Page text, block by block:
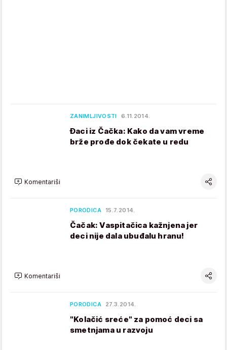
ZANIMLJIVOSTI 6.11.2014.
Đaci iz Čačka: Kako da vam vreme
brže prođe dok čekate u redu
Komentariši
PORODICA 15.7.2014.
Čačak: Vaspitačica kažnjena jer
deci nije dala ubuđalu hranu!
Komentariši
PORODICA 27.3.2014.
"Kolačić sreće" za pomoć deci sa
smetnjama u razvoju